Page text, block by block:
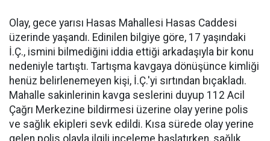
Olay, gece yarısı Hasas Mahallesi Hasas Caddesi
üzerinde yaşandı. Edinilen bilgiye göre, 17 yaşındaki
İ.Ç., ismini bilmediğini iddia ettiği arkadaşıyla bir konu
nedeniyle tartıştı. Tartışma kavgaya dönüşünce kimliği
henüz belirlenemeyen kişi, İ.Ç.'yi sırtından bıçakladı.
Mahalle sakinlerinin kavga seslerini duyup 112 Acil
Çağrı Merkezine bildirmesi üzerine olay yerine polis
ve sağlık ekipleri sevk edildi. Kısa sürede olay yerine